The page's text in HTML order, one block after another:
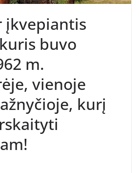
įkvepiantis
buvo
m.
vienoje
kurį